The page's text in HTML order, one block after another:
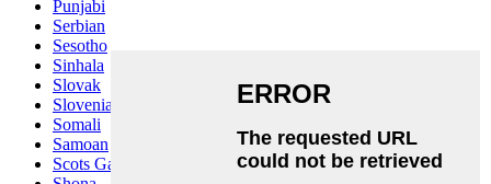
Punjabi
Serbian
Sesotho
Sinhala
Slovak
Slovenian
Somali
Samoan
Scots Gaelic